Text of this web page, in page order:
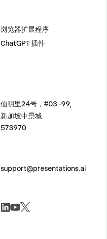
浏览器扩展程序
ChatGPT 插件
仙明里24号，#03 -99,
新加坡中景城
573970
support@presentations.ai